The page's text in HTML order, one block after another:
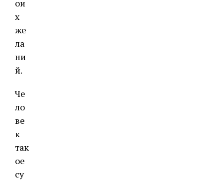
ои
х
же
ла
ни
й.
Че
ло
ве
к
так
ое
су